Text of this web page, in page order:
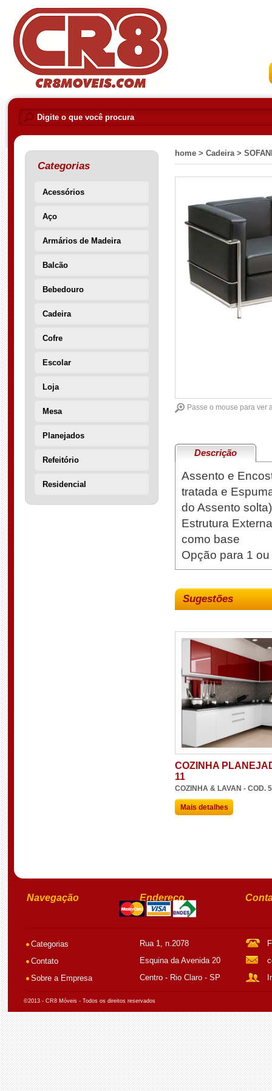
Categorias
Acessórios
Aço
Armários de Madeira
Balcão
Bebedouro
Cadeira
Cofre
Escolar
Loja
Mesa
Planejados
Refeitório
Residencial
home > Cadeira >
Passe o mouse para ver
Descrição
Assento e
tratada e
do Assento solta)
Estrutura
como base
Opção para 1
Sugestões
COZINHA
11
COZINHA & LAVAN - COD.
Mais detalhes
Navegação Endereço
Categorias
Contato
Sobre a Empresa
Rua 1, n.2078
Esquina da Avenida 20
Centro - Rio Claro - SP
©2013 - CR8 Móveis - Todos os direitos reservados